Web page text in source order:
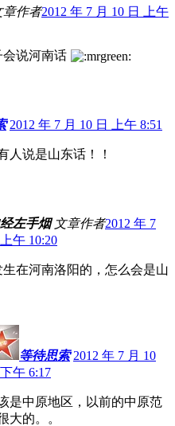
章作者2012 年 7 月 10 日 上午
说河南话
2012 年 7 月 10 日 上午 8:51
人说是山东话！！
左手烟 文章作者2012 年 7
午 10:20
在河南洛阳的，怎么会是山
等待思索 2012 年 7 月 10
午 6:17
是中原地区，以前的中原范
大的。。